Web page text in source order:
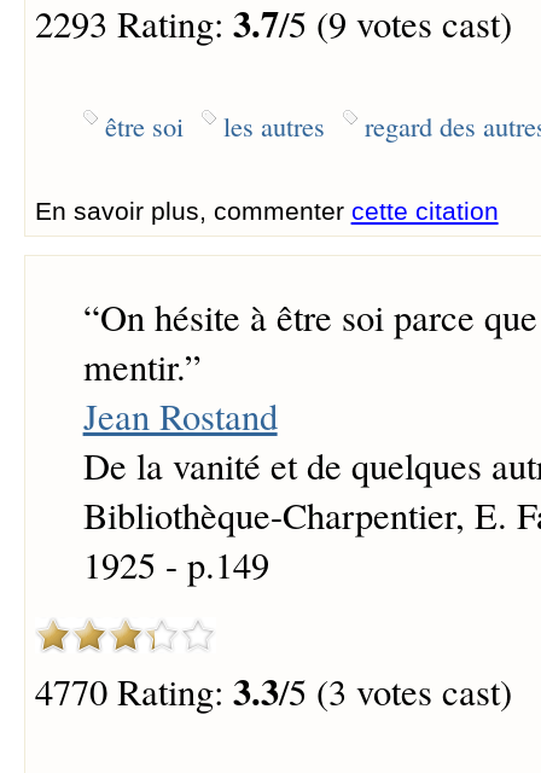
2293 Rating: 3.7/5 (9 votes cast)
être soi les autres regard des
En savoir plus, commenter cette citation
“On hésite à être soi parce
mentir.”
Jean Rostand
De la vanité et de quelques
Bibliothèque-Charpentier, E.
1925 - p.149
4770 Rating: 3.3/5 (3 votes cast)